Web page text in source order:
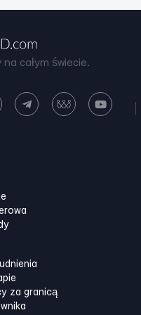
na całym świecie.
za granicą